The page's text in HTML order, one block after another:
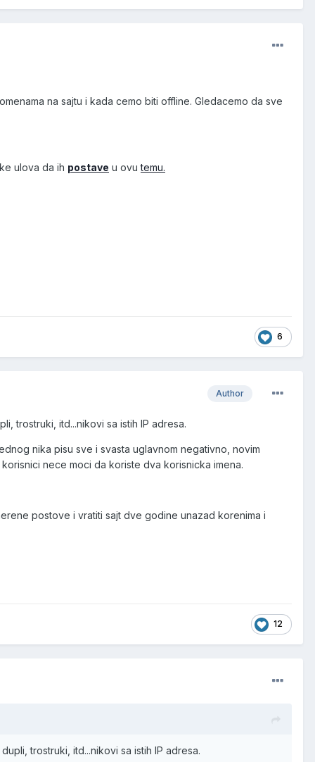
na sajtu i kada cemo biti offline. Gledacemo da sve
ulova da ih postave u ovutemu.
6
Author
trostruki, itd...nikovi sa istih IP adresa.
nika pisu sve i svasta uglavnom negativno, novim
nece moci da koriste dva korisnicka imena.
postove i vratiti sajt dve godine unazad korenima i
12
trostruki, itd...nikovi sa istih IP adresa.